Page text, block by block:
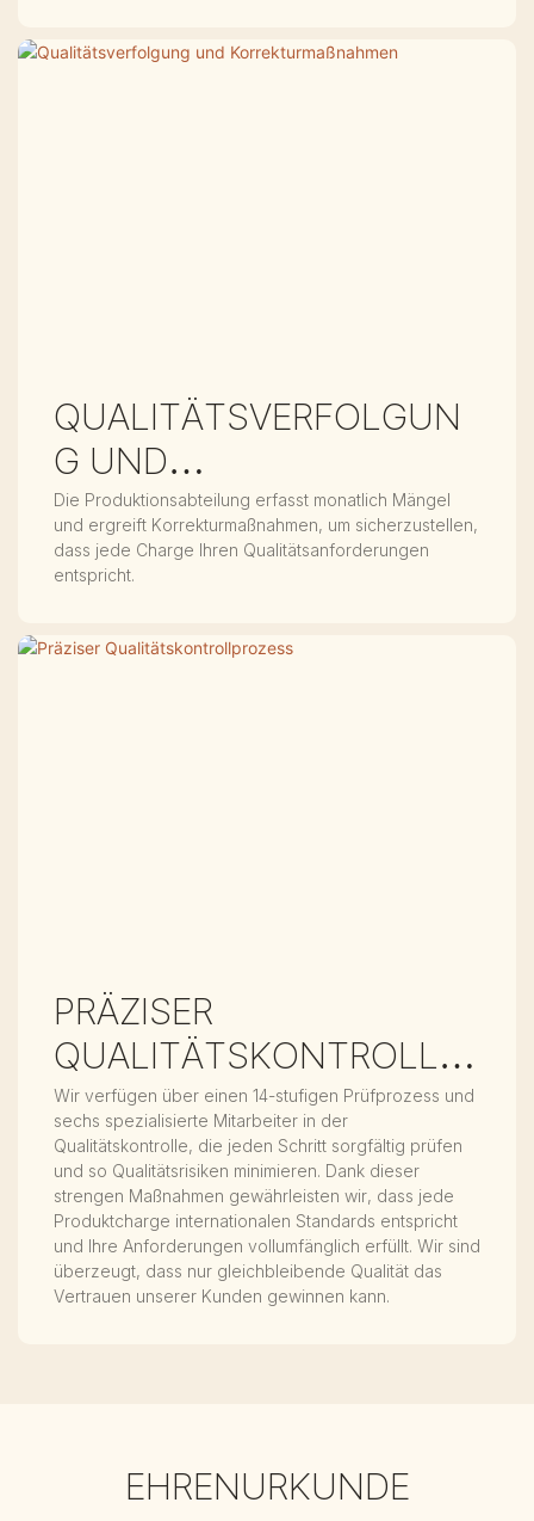
QUALITÄTSVERFOLGUN
G UND
KORREKTURMASSNAHME
N
Die Produktionsabteilung erfasst monatlich Mängel
und ergreift Korrekturmaßnahmen, um sicherzustellen,
dass jede Charge Ihren Qualitätsanforderungen
entspricht.
PRÄZISER
QUALITÄTSKONTROLLP
ROZESS
Wir verfügen über einen 14-stufigen Prüfprozess und
sechs spezialisierte Mitarbeiter in der
Qualitätskontrolle, die jeden Schritt sorgfältig prüfen
und so Qualitätsrisiken minimieren. Dank dieser
strengen Maßnahmen gewährleisten wir, dass jede
Produktcharge internationalen Standards entspricht
und Ihre Anforderungen vollumfänglich erfüllt. Wir sind
überzeugt, dass nur gleichbleibende Qualität das
Vertrauen unserer Kunden gewinnen kann.
EHRENURKUNDE